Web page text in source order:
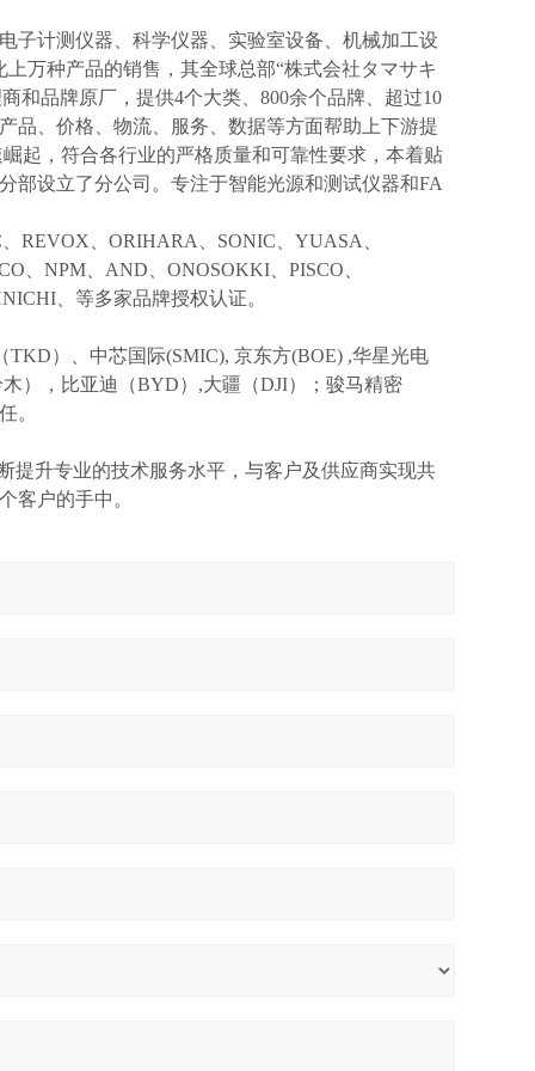
子计测仪器、科学仪器、实验室设备、机械加工设
万种产品的销售，其全球总部“株式会社タマサキ
和品牌原厂，提供4个大类、800余个品牌、超过10
品、价格、物流、服务、数据等方面帮助上下游提
起，符合各行业的严格质量和可靠性要求，本着贴
部设立了分公司。专注于智能光源和测试仪器和FA
REVOX、ORIHARA、SONIC、YUASA、
、NPM、AND、ONOSOKKI、PISCO、
、等多家品牌授权认证。
TKD）、中芯国际(SMIC), 京东方(BOE) ,华星光电
），比亚迪（BYD）,大疆（DJI）；骏马精密
任。
提升专业的技术服务水平，与客户及供应商实现共
客户的手中。